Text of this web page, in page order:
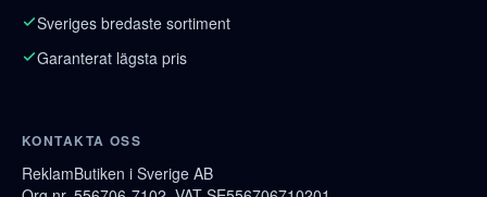
Sveriges bredaste sortiment
Garanterat lägsta pris
KONTAKTA OSS
ReklamButiken i Sverige AB